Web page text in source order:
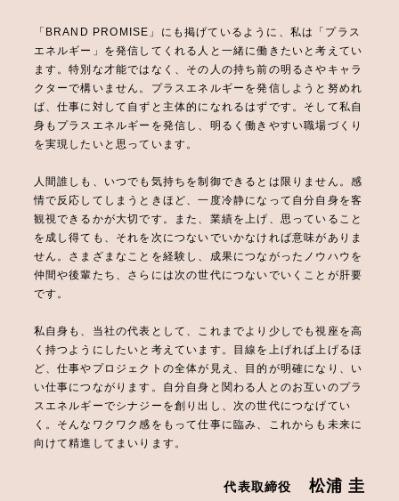
「BRAND PROMISE」にも掲げているように、私は「プラス
エネルギー」を発信してくれる人と一緒に働きたいと考えてい
ます。特別な才能ではなく、その人の持ち前の明るさやキャラ
クターで構いません。プラスエネルギーを発信しようと努めれ
ば、仕事に対して自ずと主体的になれるはずです。そして私自
身もプラスエネルギーを発信し、明るく働きやすい職場づくり
を実現したいと思っています。
人間誰しも、いつでも気持ちを制御できるとは限りません。感
情で反応してしまうときほど、一度冷静になって自分自身を客
観視できるかが大切です。また、業績を上げ、思っていること
を成し得ても、それを次につないでいかなければ意味がありま
せん。さまざまなことを経験し、成果につながったノウハウを
仲間や後輩たち、さらには次の世代につないでいくことが肝要
です。
私自身も、当社の代表として、これまでより少しでも視座を高
く持つようにしたいと考えています。目線を上げれば上げるほ
ど、仕事やプロジェクトの全体が見え、目的が明確になり、い
い仕事につながります。自分自身と関わる人とのお互いのプラ
スエネルギーでシナジーを創り出し、次の世代につなげてい
く。そんなワクワク感をもって仕事に臨み、これからも未来に
向けて精進してまいります。
代表取締役 松浦 圭